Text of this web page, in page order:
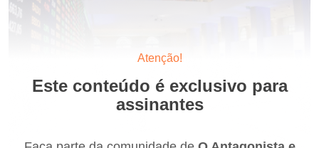
Atenção!
Este conteúdo é exclusivo para
assinantes